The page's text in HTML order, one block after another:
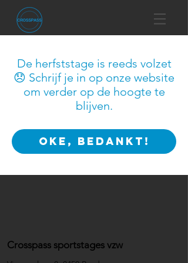
De herfststage is reeds volzet
😞 Schrijf je in op onze website
om verder op de hoogte te
blijven.
OKE, BEDANKT!
Crosspass sportstages vzw